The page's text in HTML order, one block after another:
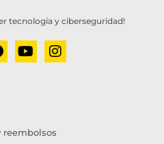
tecnología y ciberseguridad!
reembolsos